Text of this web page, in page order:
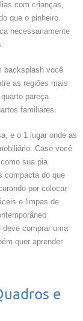
com crianças,
que o pinheiro.
necessariamente
backsplash você
as regiões mais
pareça
familiares.
e o 1 lugar onde as
Caso você
sua pia
compacta do que
por colocar
e limpas de
comprar uma
quer aprender
e